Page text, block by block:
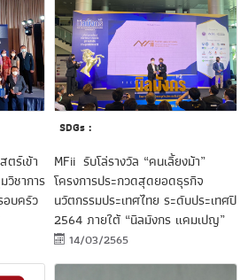
ตร์เข้า
วิชาการ
บครัว
SDGs :
MFii รับโล่รางวัล “คนเลี้ยงม้า”
โครงการประกวดสุดยอดธุรกิจ
นวัตกรรมประเทศไทย ระดับประเทศปี
2564 ภายใต้ “นิลมังกร แคมเปญ”
14/03/2565